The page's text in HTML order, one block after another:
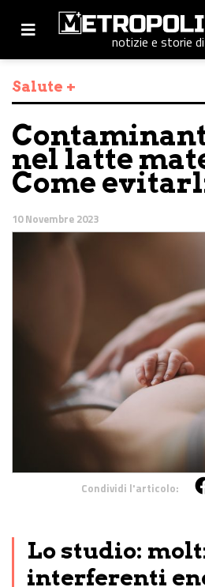
notizie e storie
Salute +
nel latte
Come
10 Novembre 2023
Condividi l'articolo:
Lo studio:
interferenti